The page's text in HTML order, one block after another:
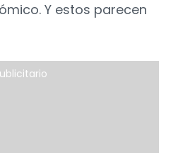
Y estos parecen